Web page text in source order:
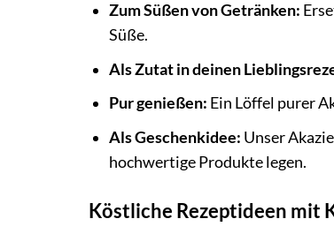
Zum Süßen von Getränken:
Süße.
Als Zutat in deinen
Pur genießen: Ein Löffel purer
Als Geschenkidee: Unser
hochwertige Produkte legen.
Köstliche Rezeptideen mit